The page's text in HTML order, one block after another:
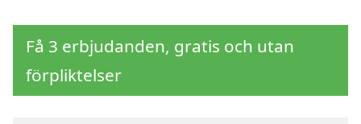
Få 3 erbjudanden, gratis och utan
förpliktelser